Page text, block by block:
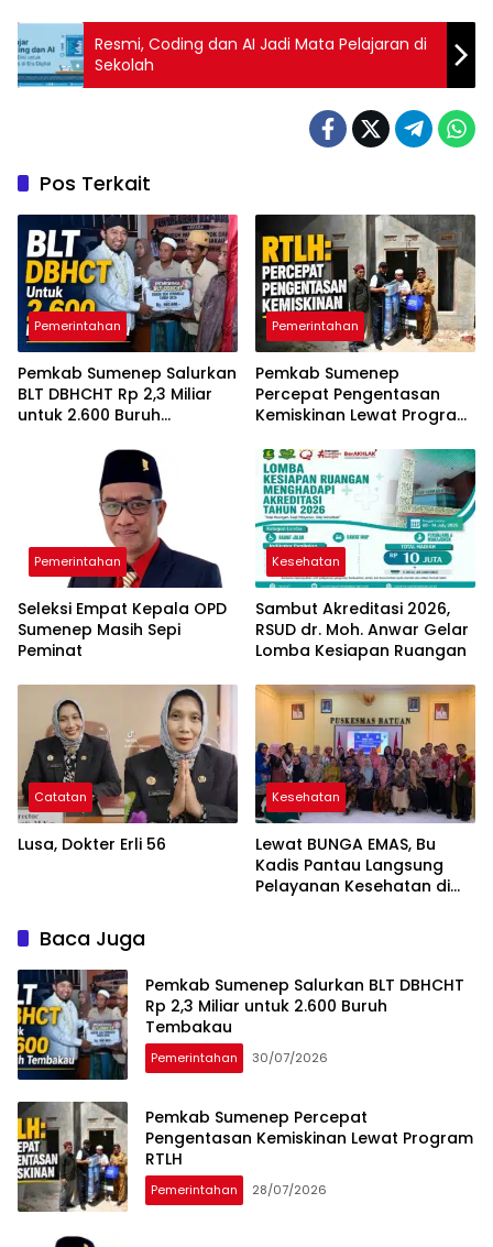
Resmi, Coding dan AI Jadi Mata Pelajaran di
Sekolah
Pos Terkait
Pemerintahan
Pemkab Sumenep Salurkan
BLT DBHCHT Rp 2,3 Miliar
untuk 2.600 Buruh
Pemerintahan
Pemkab Sumenep
Percepat Pengentasan
Kemiskinan Lewat Program
Pemerintahan
Seleksi Empat Kepala OPD
Sumenep Masih Sepi
Peminat
Kesehatan
Sambut Akreditasi 2026,
RSUD dr. Moh. Anwar Gelar
Lomba Kesiapan Ruangan
Catatan
Lusa, Dokter Erli 56
Kesehatan
Lewat BUNGA EMAS, Bu
Kadis Pantau Langsung
Pelayanan Kesehatan di
Baca Juga
Pemkab Sumenep Salurkan BLT DBHCHT
Rp 2,3 Miliar untuk 2.600 Buruh
Tembakau
Pemerintahan 30/07/2026
Pemkab Sumenep Percepat
Pengentasan Kemiskinan Lewat Program
RTLH
Pemerintahan 28/07/2026